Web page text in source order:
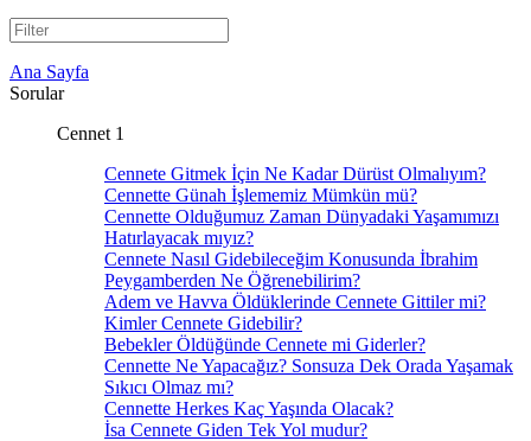
Ana Sayfa
Sorular
Cennet 1
Cennete Gitmek İçin Ne Kadar Dürüst Olmalıyım?
Cennette Günah İşlememiz Mümkün mü?
Cennette Olduğumuz Zaman Dünyadaki Yaşamımızı
Hatırlayacak mıyız?
Cennete Nasıl Gidebileceğim Konusunda İbrahim
Peygamberden Ne Öğrenebilirim?
Adem ve Havva Öldüklerinde Cennete Gittiler mi?
Kimler Cennete Gidebilir?
Bebekler Öldüğünde Cennete mi Giderler?
Cennette Ne Yapacağız? Sonsuza Dek Orada Yaşamak
Sıkıcı Olmaz mı?
Cennette Herkes Kaç Yaşında Olacak?
İsa Cennete Giden Tek Yol mudur?